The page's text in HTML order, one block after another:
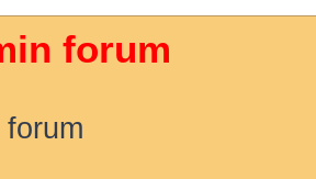
forum
forum